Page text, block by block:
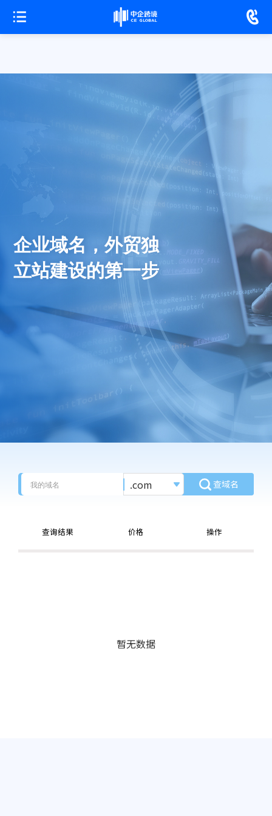
企业域名，外贸独
立站建设的第一步
.com 查域名
查询结果 价格 操作
暂无数据